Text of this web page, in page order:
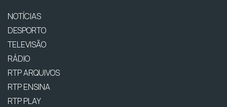
NOTÍCIAS
DESPORTO
TELEVISÃO
RÁDIO
RTP ARQUIVOS
RTP ENSINA
RTP PLAY